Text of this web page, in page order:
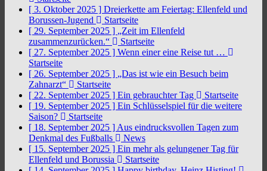
[ 3. Oktober 2025 ] Dreierkette am Feiertag: Ellenfeld und
Borussen-Jugend
Startseite
[ 29. September 2025 ] „Zeit im Ellenfeld
zusammenzurücken.“
Startseite
[ 27. September 2025 ] Wenn einer eine Reise tut …
Startseite
[ 26. September 2025 ] „Das ist wie ein Besuch beim
Zahnarzt“
Startseite
[ 22. September 2025 ] Ein gebrauchter Tag
Startseite
[ 19. September 2025 ] Ein Schlüsselspiel für die weitere
Saison?
Startseite
[ 18. September 2025 ] Aus eindrucksvollen Tagen zum
Denkmal des Fußballs
News
[ 15. September 2025 ] Ein mehr als gelungener Tag für
Ellenfeld und Borussia
Startseite